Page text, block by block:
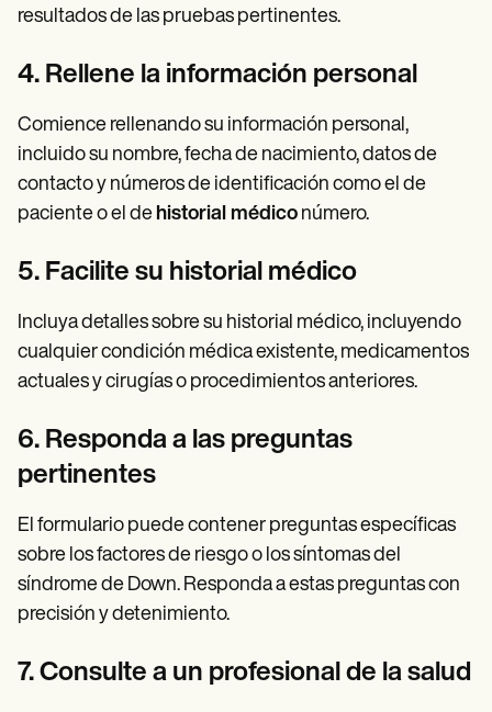
resultados de las pruebas pertinentes.
4. Rellene la información personal
Comience rellenando su información personal,
incluido su nombre, fecha de nacimiento, datos de
contacto y números de identificación como el de
paciente o el de historial médico número.
5. Facilite su historial médico
Incluya detalles sobre su historial médico, incluyendo
cualquier condición médica existente, medicamentos
actuales y cirugías o procedimientos anteriores.
6. Responda a las preguntas
pertinentes
El formulario puede contener preguntas específicas
sobre los factores de riesgo o los síntomas del
síndrome de Down. Responda a estas preguntas con
precisión y detenimiento.
7. Consulte a un profesional de la salud